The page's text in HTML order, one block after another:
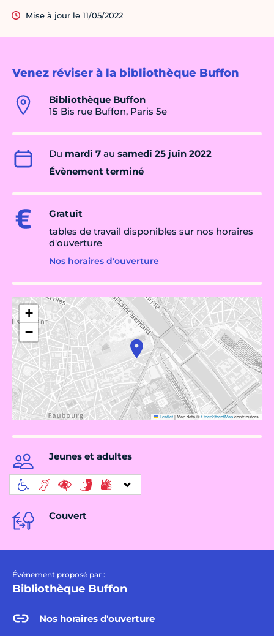
Venez réviser à la bibliothèque Buffon
Bibliothèque Buffon
15 Bis rue Buffon, Paris 5e
Du mardi 7 au samedi 25 juin 2022
Évènement terminé
Gratuit
tables de travail disponibles sur nos horaires
d'ouverture
Nos horaires d'ouverture
+
−
Leaflet|Map data ©OpenStreetMapcontributors
Jeunes et adultes
Couvert
Évènement proposé par :
Bibliothèque Buffon
Nos horaires d'ouverture
Mise à jour le 11/05/2022